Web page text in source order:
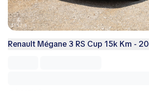
Renault Mégane 3 RS Cup 15k Km -